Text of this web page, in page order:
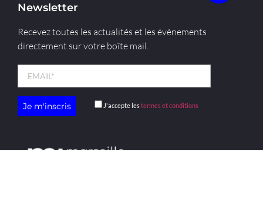
Newsletter
Recevez toutes les actualités et les évènements
directement sur votre boîte mail.
J'accepte lestermes et conditions